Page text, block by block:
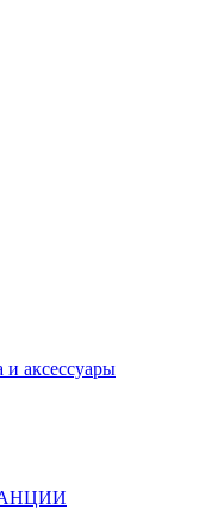
аксессуары